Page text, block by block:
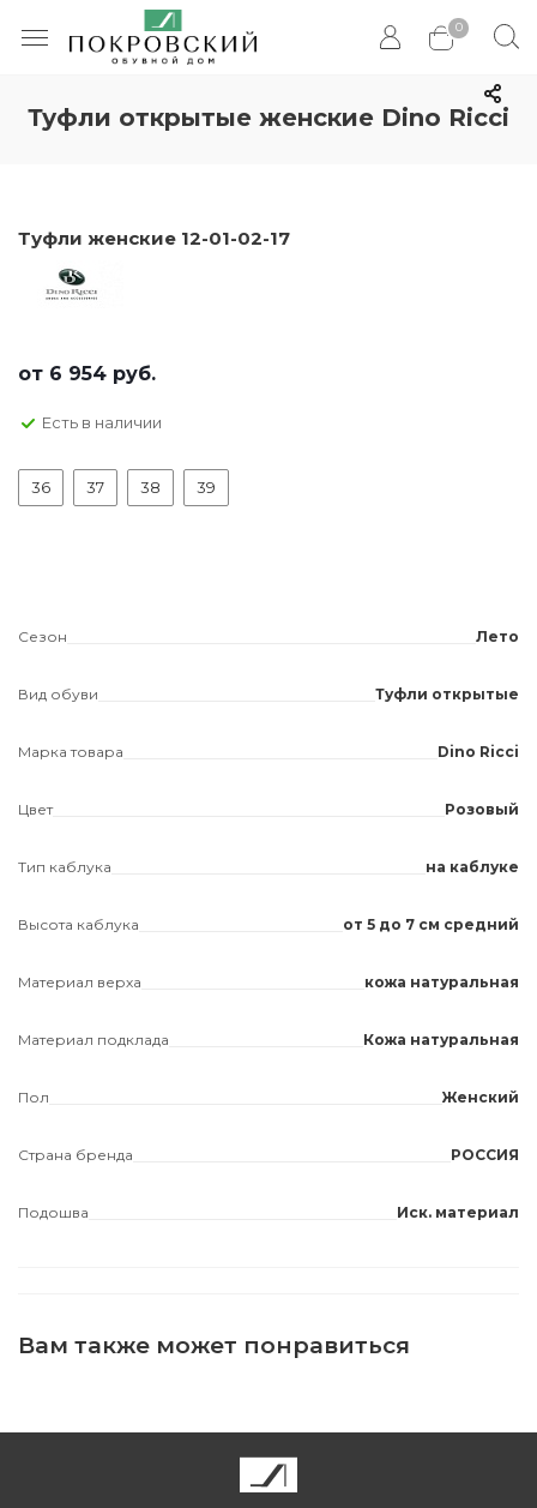
0
Туфли открытые женские Dino Ricci
Туфли женские 12-01-02-17
от 6 954 руб.
Есть в наличии
36 37 38 39
Сезон Лето
Вид обуви Туфли открытые
Марка товара Dino Ricci
Цвет Розовый
Тип каблука на каблуке
Высота каблука от 5 до 7 см средний
Материал верха кожа натуральная
Материал подклада Кожа натуральная
Пол Женский
Страна бренда РОССИЯ
Подошва Иск. материал
Вам также может понравиться